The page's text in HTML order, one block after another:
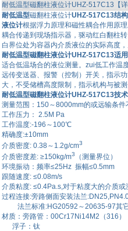
耐低温型磁翻柱液位计UHZ-517C13【
耐低温型磁翻柱液位计UHZ-517C13结
液位计根据浮力原理和磁性耦合作用原
耦合传递到现场指示器，驱动红白翻柱
白界位处为容器内介质液位的实际高度
耐低温型磁翻柱液位计UHZ-517C13适
适合低温场合的液位测量。zui低工作温
远传变送器、报警（控制）开关，指示
大，不受储槽高度限制，指示机构与被
耐低温型磁翻柱液位计UHZ-517C13技
测量范围：150～8000mm的或远输条
工作压力： 2.5M Pa
工作温度:-196～100℃
精确度:±10mm
介质密度: 0.38～1.2g/cm3
介质密度差: ≥150kg/m3
（测量界位）
环境振动：频率≤25Hz 振幅≤0.5mm
跟随速度: ≤0.08m/s
介质粘度: ≤0.4Pa.s,对于粘度大的介质
过程连接:旁路侧面安装法兰
法兰标准:HG20592～20635-97其它
材质：旁路管：00Cr17Ni14M2（316）
浮子：钛